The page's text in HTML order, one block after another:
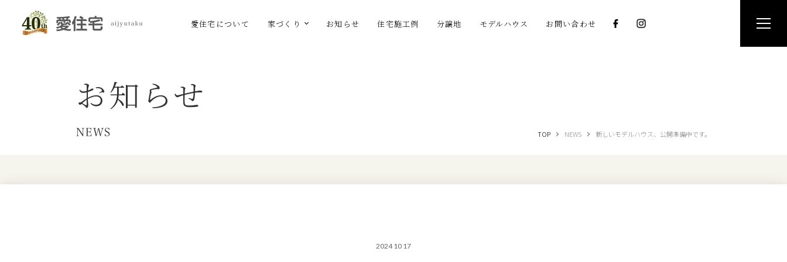
愛住宅について 家づくり お知らせ 住宅施工例 分譲地 モデルハウス お問い合わせ
お知らせ
NEWS TOP NEWS 新しいモデルハウス、公開準備中です。
2024 10 17